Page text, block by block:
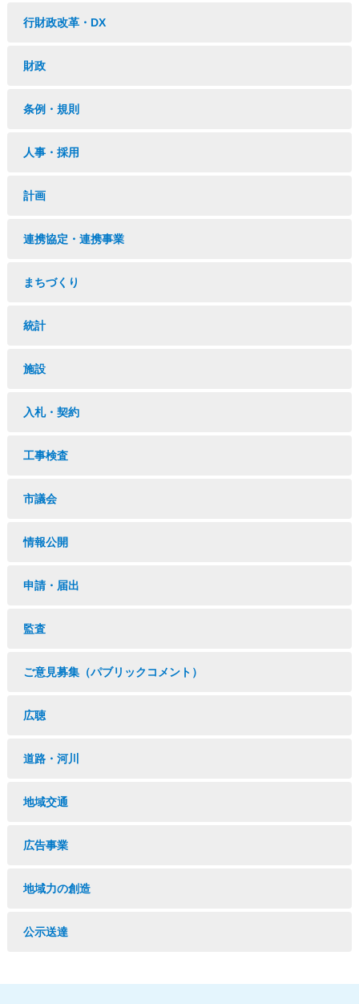
行財政改革・DX
財政
条例・規則
人事・採用
計画
連携協定・連携事業
まちづくり
統計
施設
入札・契約
工事検査
市議会
情報公開
申請・届出
監査
ご意見募集（パブリックコメント）
広聴
道路・河川
地域交通
広告事業
地域力の創造
公示送達